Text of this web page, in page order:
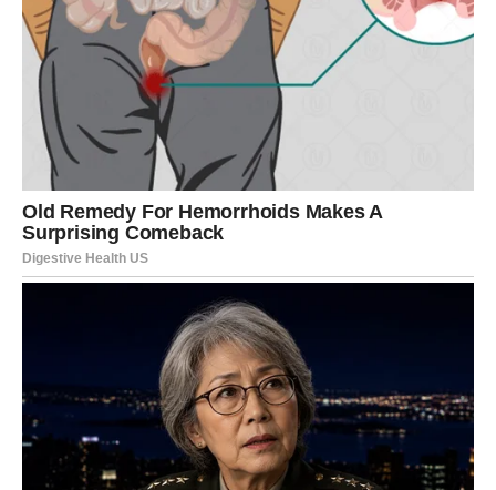
Za sos:
1 češanj rendanog belog luka (ili po ukusu)
1 kašičica granuliranog šećera
1 kašičica majoneza
20 g putera (sobna temperatura)
Sitno seckani peršun
Za fil:
120 g narendanog sira
Korak po korak – Kako pripremiti
pitu od belog luka?